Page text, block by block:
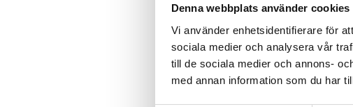
Denna webbplats använder cookies
Vi använder enhetsidentifierare för
sociala medier och analysera vår
till de sociala medier och annons-
med annan information som du har